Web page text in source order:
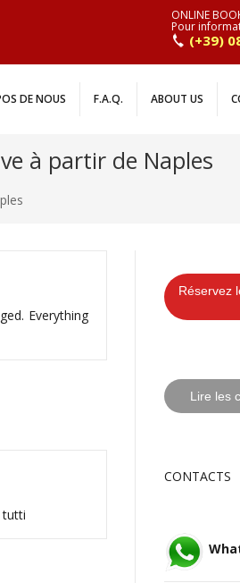
ONLINE
Pour
(+39)
DE NOUS F.A.Q. ABOUT US
à partir de Naples
Everything
tutti
Réservez
Lire les
CONTACTS